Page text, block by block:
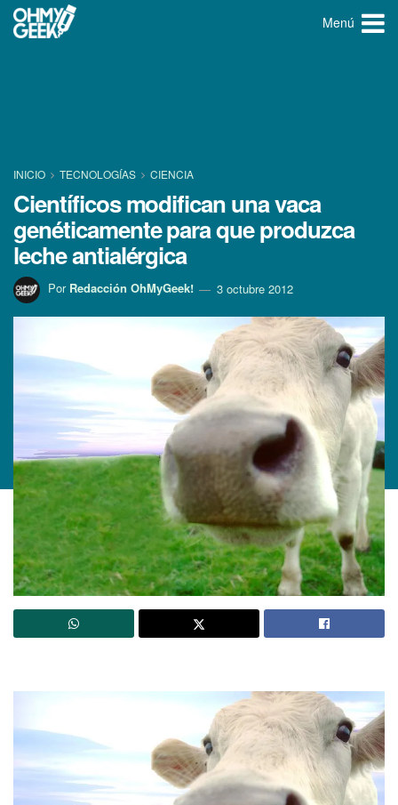
Menú
INICIO TECNOLOGÍ­AS CIENCIA
Cientí­ficos modifican una vaca
genéticamente para que produzca
leche antialérgica
Por Redacción OhMyGeek! 3 octubre 2012